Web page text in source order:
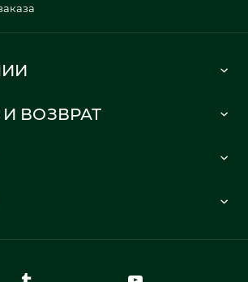
обработки персональных данных
ВОЗВРАТ